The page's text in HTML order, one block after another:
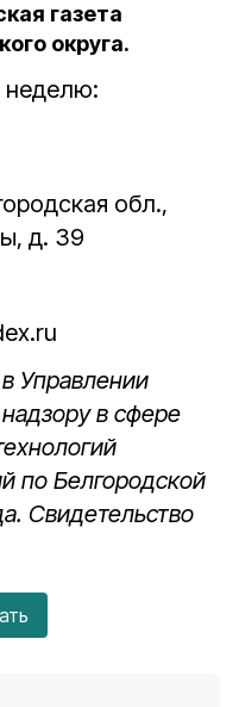
газета
округа.
неделю:
обл.,
д. 39
Управлении
в сфере
по Белгородской
Свидетельство